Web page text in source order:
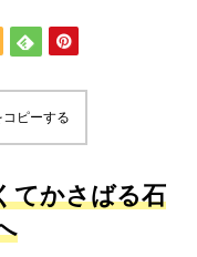
ピーする
てかさばる石